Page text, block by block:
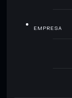
EMPRESA